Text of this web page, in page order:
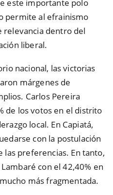
este importante polo
permite al efrainismo
relevancia dentro del
liberal.
nacional, las victorias
márgenes de
Carlos Pereira
de los votos en el distrito
local. En Capiatá,
con la postulación
las preferencias. En tanto,
con el 42,40% en
más fragmentada.